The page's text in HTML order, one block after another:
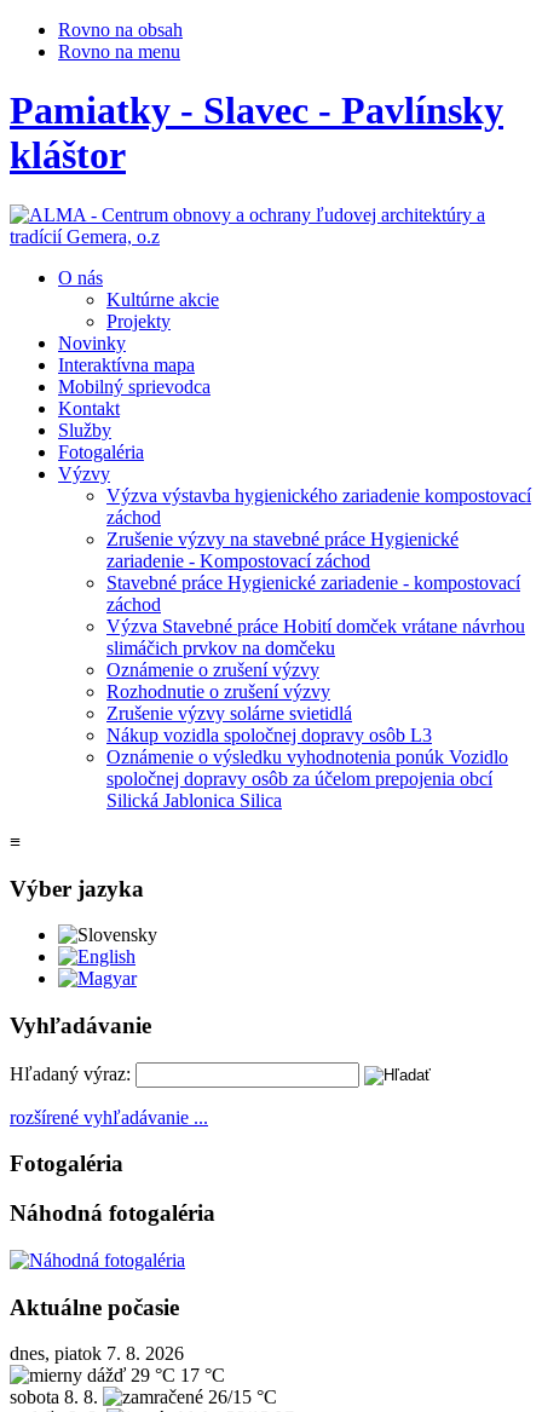
Rovno na obsah
Rovno na menu
Pamiatky - Slavec - Pavlínsky
kláštor
O nás
Kultúrne akcie
Projekty
Novinky
Interaktívna mapa
Mobilný sprievodca
Kontakt
Služby
Fotogaléria
Výzvy
Výzva výstavba hygienického zariadenie kompostovací
záchod
Zrušenie výzvy na stavebné práce Hygienické
zariadenie - Kompostovací záchod
Stavebné práce Hygienické zariadenie - kompostovací
záchod
Výzva Stavebné práce Hobití domček vrátane návrhou
slimáčich prvkov na domčeku
Oznámenie o zrušení výzvy
Rozhodnutie o zrušení výzvy
Zrušenie výzvy solárne svietidlá
Nákup vozidla spoločnej dopravy osôb L3
Oznámenie o výsledku vyhodnotenia ponúk Vozidlo
spoločnej dopravy osôb za účelom prepojenia obcí
Silická Jablonica Silica
≡
Výber jazyka
Slovensky
Magyar
Vyhľadávanie
Hľadaný výraz:
rozšírené vyhľadávanie ...
Fotogaléria
Náhodná fotogaléria
Aktuálne počasie
dnes, piatok 7. 8. 2026
29 °C 17 °C
sobota 8. 8.
26/15 °C